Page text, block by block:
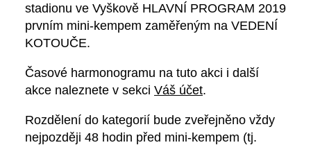
stadionu ve Vyškově HLAVNÍ PROGRAM 2019
prvním mini-kempem zaměřeným na VEDENÍ
KOTOUČE.
Časové harmonogramu na tuto akci i další
akce naleznete v sekci Váš účet.
Rozdělení do kategorií bude zveřejněno vždy
nejpozději 48 hodin před mini-kempem (tj.